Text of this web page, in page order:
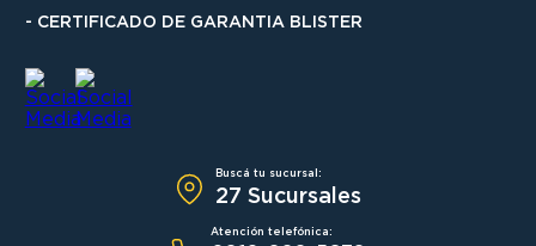
- CERTIFICADO DE GARANTIA BLISTER
Buscá tu sucursal:
27 Sucursales
Atención telefónica: